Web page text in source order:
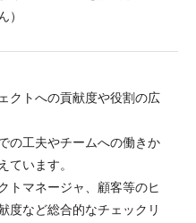
）
クトへの貢献度や役割の広
の工夫やチームへの働きか
ています。
トマネージャ、顧客等のヒ
度など総合的なチェックリ